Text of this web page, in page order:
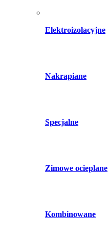
Elektroizolacyjne
Nakrapiane
Specjalne
Zimowe ocieplane
Kombinowane